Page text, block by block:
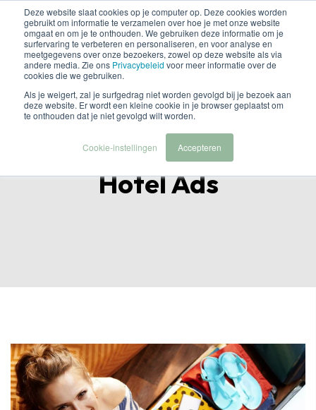
Deze website slaat cookies op je computer op. Deze cookies worden
gebruikt om informatie te verzamelen over hoe je met onze website
omgaat en om je te onthouden. We gebruiken deze informatie om je
surfervaring te verbeteren en personaliseren, en voor analyse en
meetgegevens over onze bezoekers, zowel op deze website als via
andere media. Zie ons Privacybeleid voor meer informatie over de
cookies die we gebruiken.
Als je weigert, zal je surfgedrag niet worden gevolgd bij je bezoek aan
deze website. Er wordt een kleine cookie in je browser geplaatst om
te onthouden dat je niet gevolgd wilt worden.
Cookie-instellingen Accepteren
Klantcase:
Integratie Met Google
Hotel Ads